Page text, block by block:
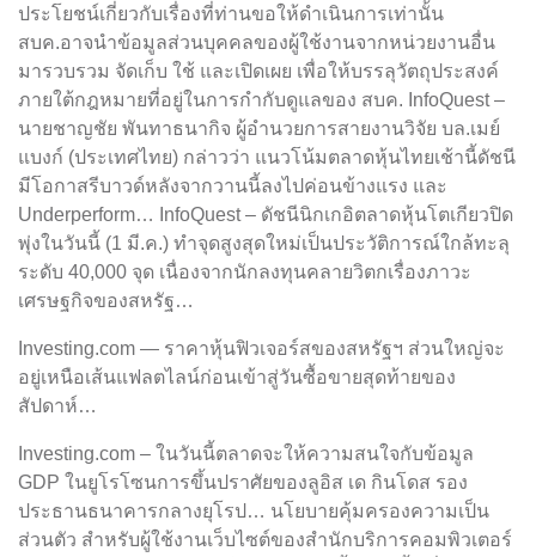
ประโยชน์เกี่ยวกับเรื่องที่ท่านขอให้ดำเนินการเท่านั้น
สบค.อาจนำข้อมูลส่วนบุคคลของผู้ใช้งานจากหน่วยงานอื่น
มารวบรวม จัดเก็บ ใช้ และเปิดเผย เพื่อให้บรรลุวัตถุประสงค์
ภายใต้กฎหมายที่อยู่ในการกำกับดูแลของ สบค. InfoQuest –
นายชาญชัย พันทาธนากิจ ผู้อำนวยการสายงานวิจัย บล.เมย์
แบงก์ (ประเทศไทย) กล่าวว่า แนวโน้มตลาดหุ้นไทยเช้านี้ดัชนี
มีโอกาสรีบาวด์หลังจากวานนี้ลงไปค่อนข้างแรง และ
Underperform… InfoQuest – ดัชนีนิกเกอิตลาดหุ้นโตเกียวปิด
พุ่งในวันนี้ (1 มี.ค.) ทำจุดสูงสุดใหม่เป็นประวัติการณ์ใกล้ทะลุ
ระดับ 40,000 จุด เนื่องจากนักลงทุนคลายวิตกเรื่องภาวะ
เศรษฐกิจของสหรัฐ…
Investing.com — ราคาหุ้นฟิวเจอร์สของสหรัฐฯ ส่วนใหญ่จะ
อยู่เหนือเส้นแฟลตไลน์ก่อนเข้าสู่วันซื้อขายสุดท้ายของ
สัปดาห์…
Investing.com – ในวันนี้ตลาดจะให้ความสนใจกับข้อมูล
GDP ในยูโรโซนการขึ้นปราศัยของลูอิส เด กินโดส รอง
ประธานธนาคารกลางยุโรป… นโยบายคุ้มครองความเป็น
ส่วนตัว สำหรับผู้ใช้งานเว็บไซต์ของสำนักบริการคอมพิวเตอร์